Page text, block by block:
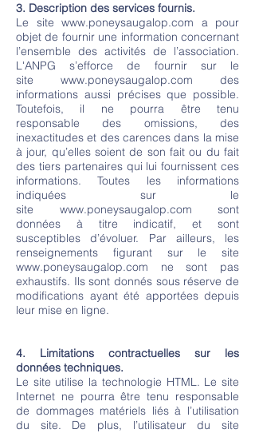
3. Description des services fournis.
Le site www.poneysaugalop.com a pour
objet de fournir une information concernant
l’ensemble des activités de l’association.
L'ANPG s’efforce de fournir sur le
site www.poneysaugalop.com des
informations aussi précises que possible.
Toutefois, il ne pourra être tenu
responsable des omissions, des
inexactitudes et des carences dans la mise
à jour, qu’elles soient de son fait ou du fait
des tiers partenaires qui lui fournissent ces
informations. Toutes les informations
indiquées sur le
site www.poneysaugalop.com sont
données à titre indicatif, et sont
susceptibles d’évoluer. Par ailleurs, les
renseignements figurant sur le site
www.poneysaugalop.com ne sont pas
exhaustifs. Ils sont donnés sous réserve de
modifications ayant été apportées depuis
leur mise en ligne.
4. Limitations contractuelles sur les
données techniques.
Le site utilise la technologie HTML. Le site
Internet ne pourra être tenu responsable
de dommages matériels liés à l’utilisation
du site. De plus, l’utilisateur du site